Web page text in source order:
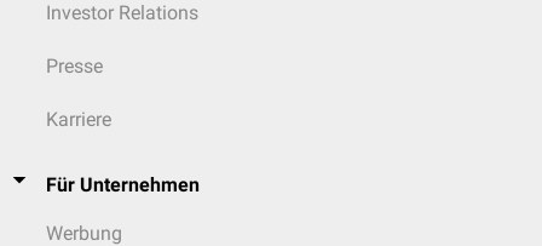
Investor Relations
Presse
Karriere
Für Unternehmen
Werbung